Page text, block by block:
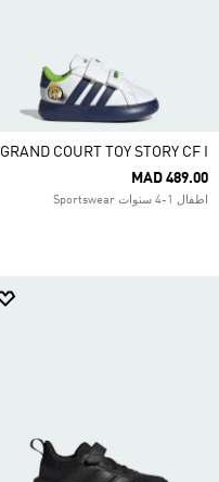
GRAND COURT TOY STORY CF I
MAD 489.00
اطفال 1-4 سنوات Sportswear